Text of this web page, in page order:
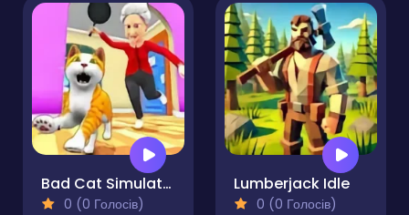
Bad Cat Simulator Pet Game
0 (0 Голосів)
Lumberjack Idle
0 (0 Голосів)